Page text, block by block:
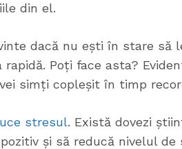
din el.
dacă nu ești în stare să
Poți face asta?
simți copleșit în timp
stresul. Există dovezi
și să reducă nivelul